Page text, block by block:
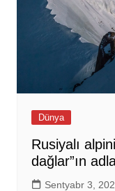
Dünya
Rusiyalı
dağlar”ın
Sentyabr 3,